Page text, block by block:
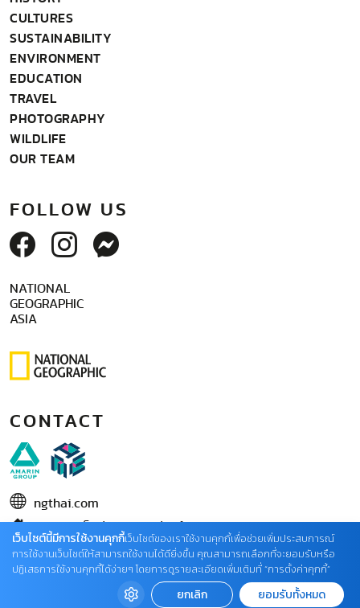
CULTURES
SUSTAINABILITY
ENVIRONMENT
EDUCATION
TRAVEL
PHOTOGRAPHY
WILDLIFE
OUR TEAM
FOLLOW US
NATIONAL
GEOGRAPHIC
ASIA
CONTACT
ngthai.com
ในเครือ บริษัท อมรินทร์ คอร์เปอเรชั่นส์ จำกัด (มหาชน)
02 422 9999 ต่อ 4220
ติดต่อแจ้งปัญหาหรือร้องเรียน
เว็บไซต์นี้มีการใช้งานคุกกี้เว็บไซต์ของเราใช้งานคุกกี้เพื่อช่วยเพิ่มประสบการณ์
การใช้งานเว็บไซต์ให้สามารถใช้งานได้ดียิ่งขึ้น คุณสามารถเลือกที่จะยอมรับหรือ
ปฏิเสธการใช้งานคุกกี้ได้ง่ายๆ โดยการดูรายละเอียดเพิ่มเติมที่ “การตั้งค่าคุกกี้”
ยกเลิก ยอมรับทั้งหมด